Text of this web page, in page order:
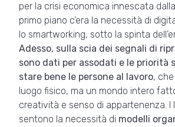
per la crisi economica innescata
primo piano c’era la necessità di
lo smartworking, sotto la spinta
Adesso, sulla scia dei segnali di
sono dati per assodati e le priorità
stare bene le persone al lavoro,
luogo fisico, ma un mondo intero
creatività e senso di appartenenza. I
sentono la necessità di modelli